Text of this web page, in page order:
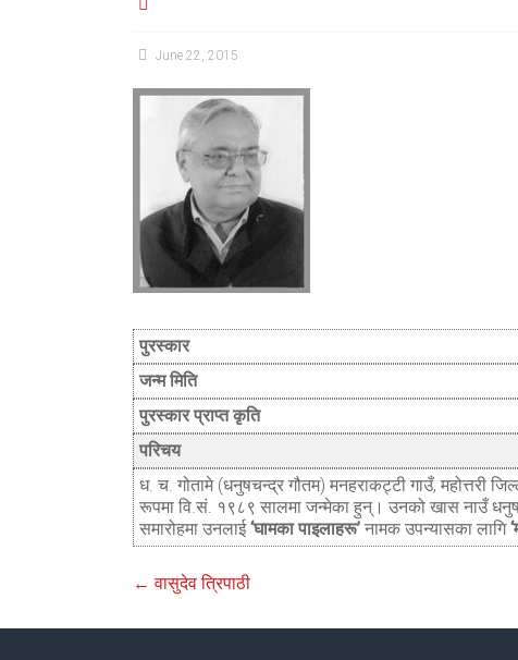
June 22, 2015
पुरस्कार
जन्म मिति
पुरस्कार प्राप्त कृति
परिचय
ध. च. गोतामे (धनुषचन्द्र गौतम) मनहराकट्टी गाउँ, महोत्तरी
रूपमा वि.सं. १९८९ सालमा जन्मेका हुन्। उनको खास नाउँ
समारोहमा उनलाई‘घामका पाइलाहरू’ नामक उपन्यासका लागि
← वासुदेव त्रिपाठी